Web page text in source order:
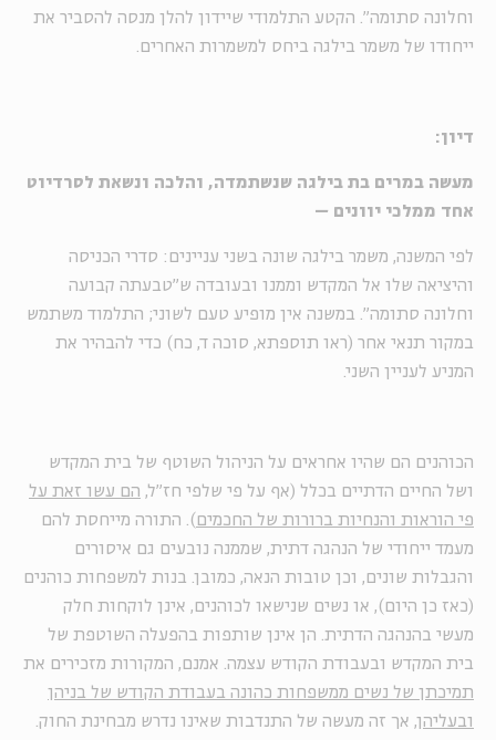
וחלונה סתומה". הקטע התלמודי שיידון להלן מנסה להסביר את
ייחודו של משמר בילגה ביחס למשמרות האחרים.
דיון:
מעשה במרים בת בילגה שנשתמדה, והלכה ונשאת לסרדיוט
אחד ממלכי יוונים –
לפי המשנה, משמר בילגה שונה בשני עניינים: סדרי הכניסה
והיציאה שלו אל המקדש וממנו ובעובדה ש"טבעתה קבועה
וחלונה סתומה". במשנה אין מופיע טעם לשוני; התלמוד משתמש
במקור תנאי אחר (ראו תוספתא, סוכה ד, כח) כדי להבהיר את
המניע לעניין השני.
הכוהנים הם שהיו אחראים על הניהול השוטף של בית המקדש
ושל החיים הדתיים בכלל (אף על פי שלפי חז"ל, הם עשו זאת על
פי הוראות והנחיות ברורות של החכמים ). התורה מייחסת להם
מעמד ייחודי של הנהגה דתית, שממנה נובעים גם איסורים
והגבלות שונים, וכן טובות הנאה, כמובן. בנות למשפחות כוהנים
(כאז כן היום), או נשים שנישאו לכוהנים, אינן לוקחות חלק
מעשי בהנהגה הדתית. הן אינן שותפות בהפעלה השוטפת של
בית המקדש ובעבודת הקודש עצמה. אמנם, המקורות מזכירים את
תמיכתן של נשים ממשפחות כהונה בעבודת הקודש של בניהן
ובעליהן, אך זה מעשה של התנדבות שאינו נדרש מבחינת החוק.